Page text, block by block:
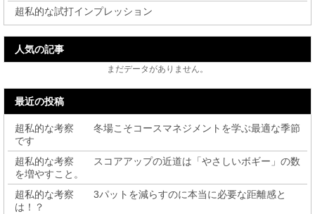
超私的な試打インプレッション
人気の記事
まだデータがありません。
最近の投稿
超私的な考察 冬場こそコースマネジメントを学ぶ最適な季節
です
超私的な考察 スコアアップの近道は「やさしいボギー」の数
を増やすこと。
超私的な考察 3パットを減らすのに本当に必要な距離感と
は！？